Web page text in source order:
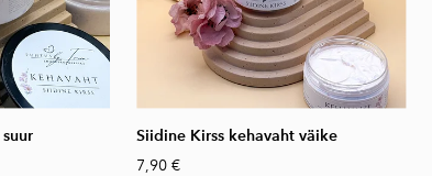
Siidine Kirss kehavaht väike
7,90 €